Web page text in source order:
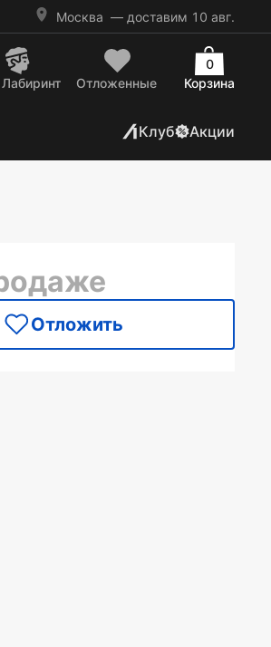
Москва — доставим 10 авг.
Отложенные Корзина
0
Клуб Акции
Отложить